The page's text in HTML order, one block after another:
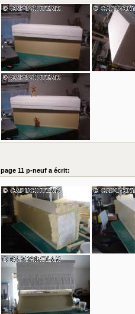
page 11 p-neuf a écrit: